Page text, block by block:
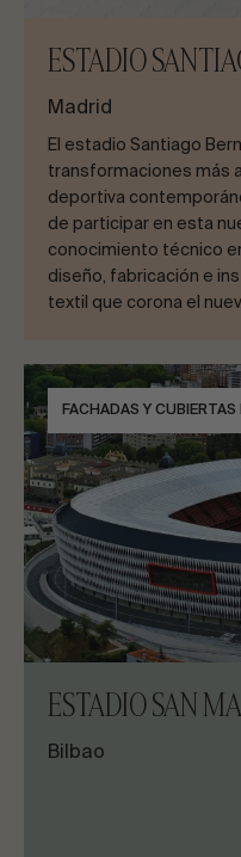
ESTADIO
Madrid
El estadio Santiago
transformaciones más
deportiva
de participar en esta
conocimiento técnico
diseño, fabricación e
textil que corona el
FACHADAS Y CUBIERTAS
ESTADIO SAN
Bilbao